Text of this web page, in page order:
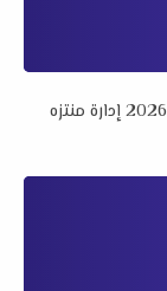
امتحان الفيزياء للصف الثاني الثانوي الترم الأول 2026 إدارة منتزه